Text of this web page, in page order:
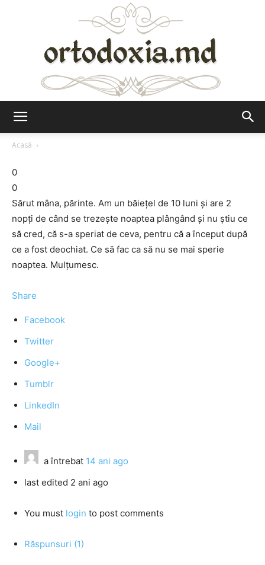
Acasă
0
0
Sărut mâna, părinte. Am un băieţel de 10 luni şi are 2
nopţi de când se trezeşte noaptea plângând şi nu ştiu ce
să cred, că s-a speriat de ceva, pentru că a început după
ce a fost deochiat. Ce să fac ca să nu se mai sperie
noaptea. Mulţumesc.
Share
Facebook
Twitter
Google+
Tumblr
LinkedIn
Mail
a întrebat 14 ani ago
last edited 2 ani ago
You must login to post comments
Răspunsuri (1)